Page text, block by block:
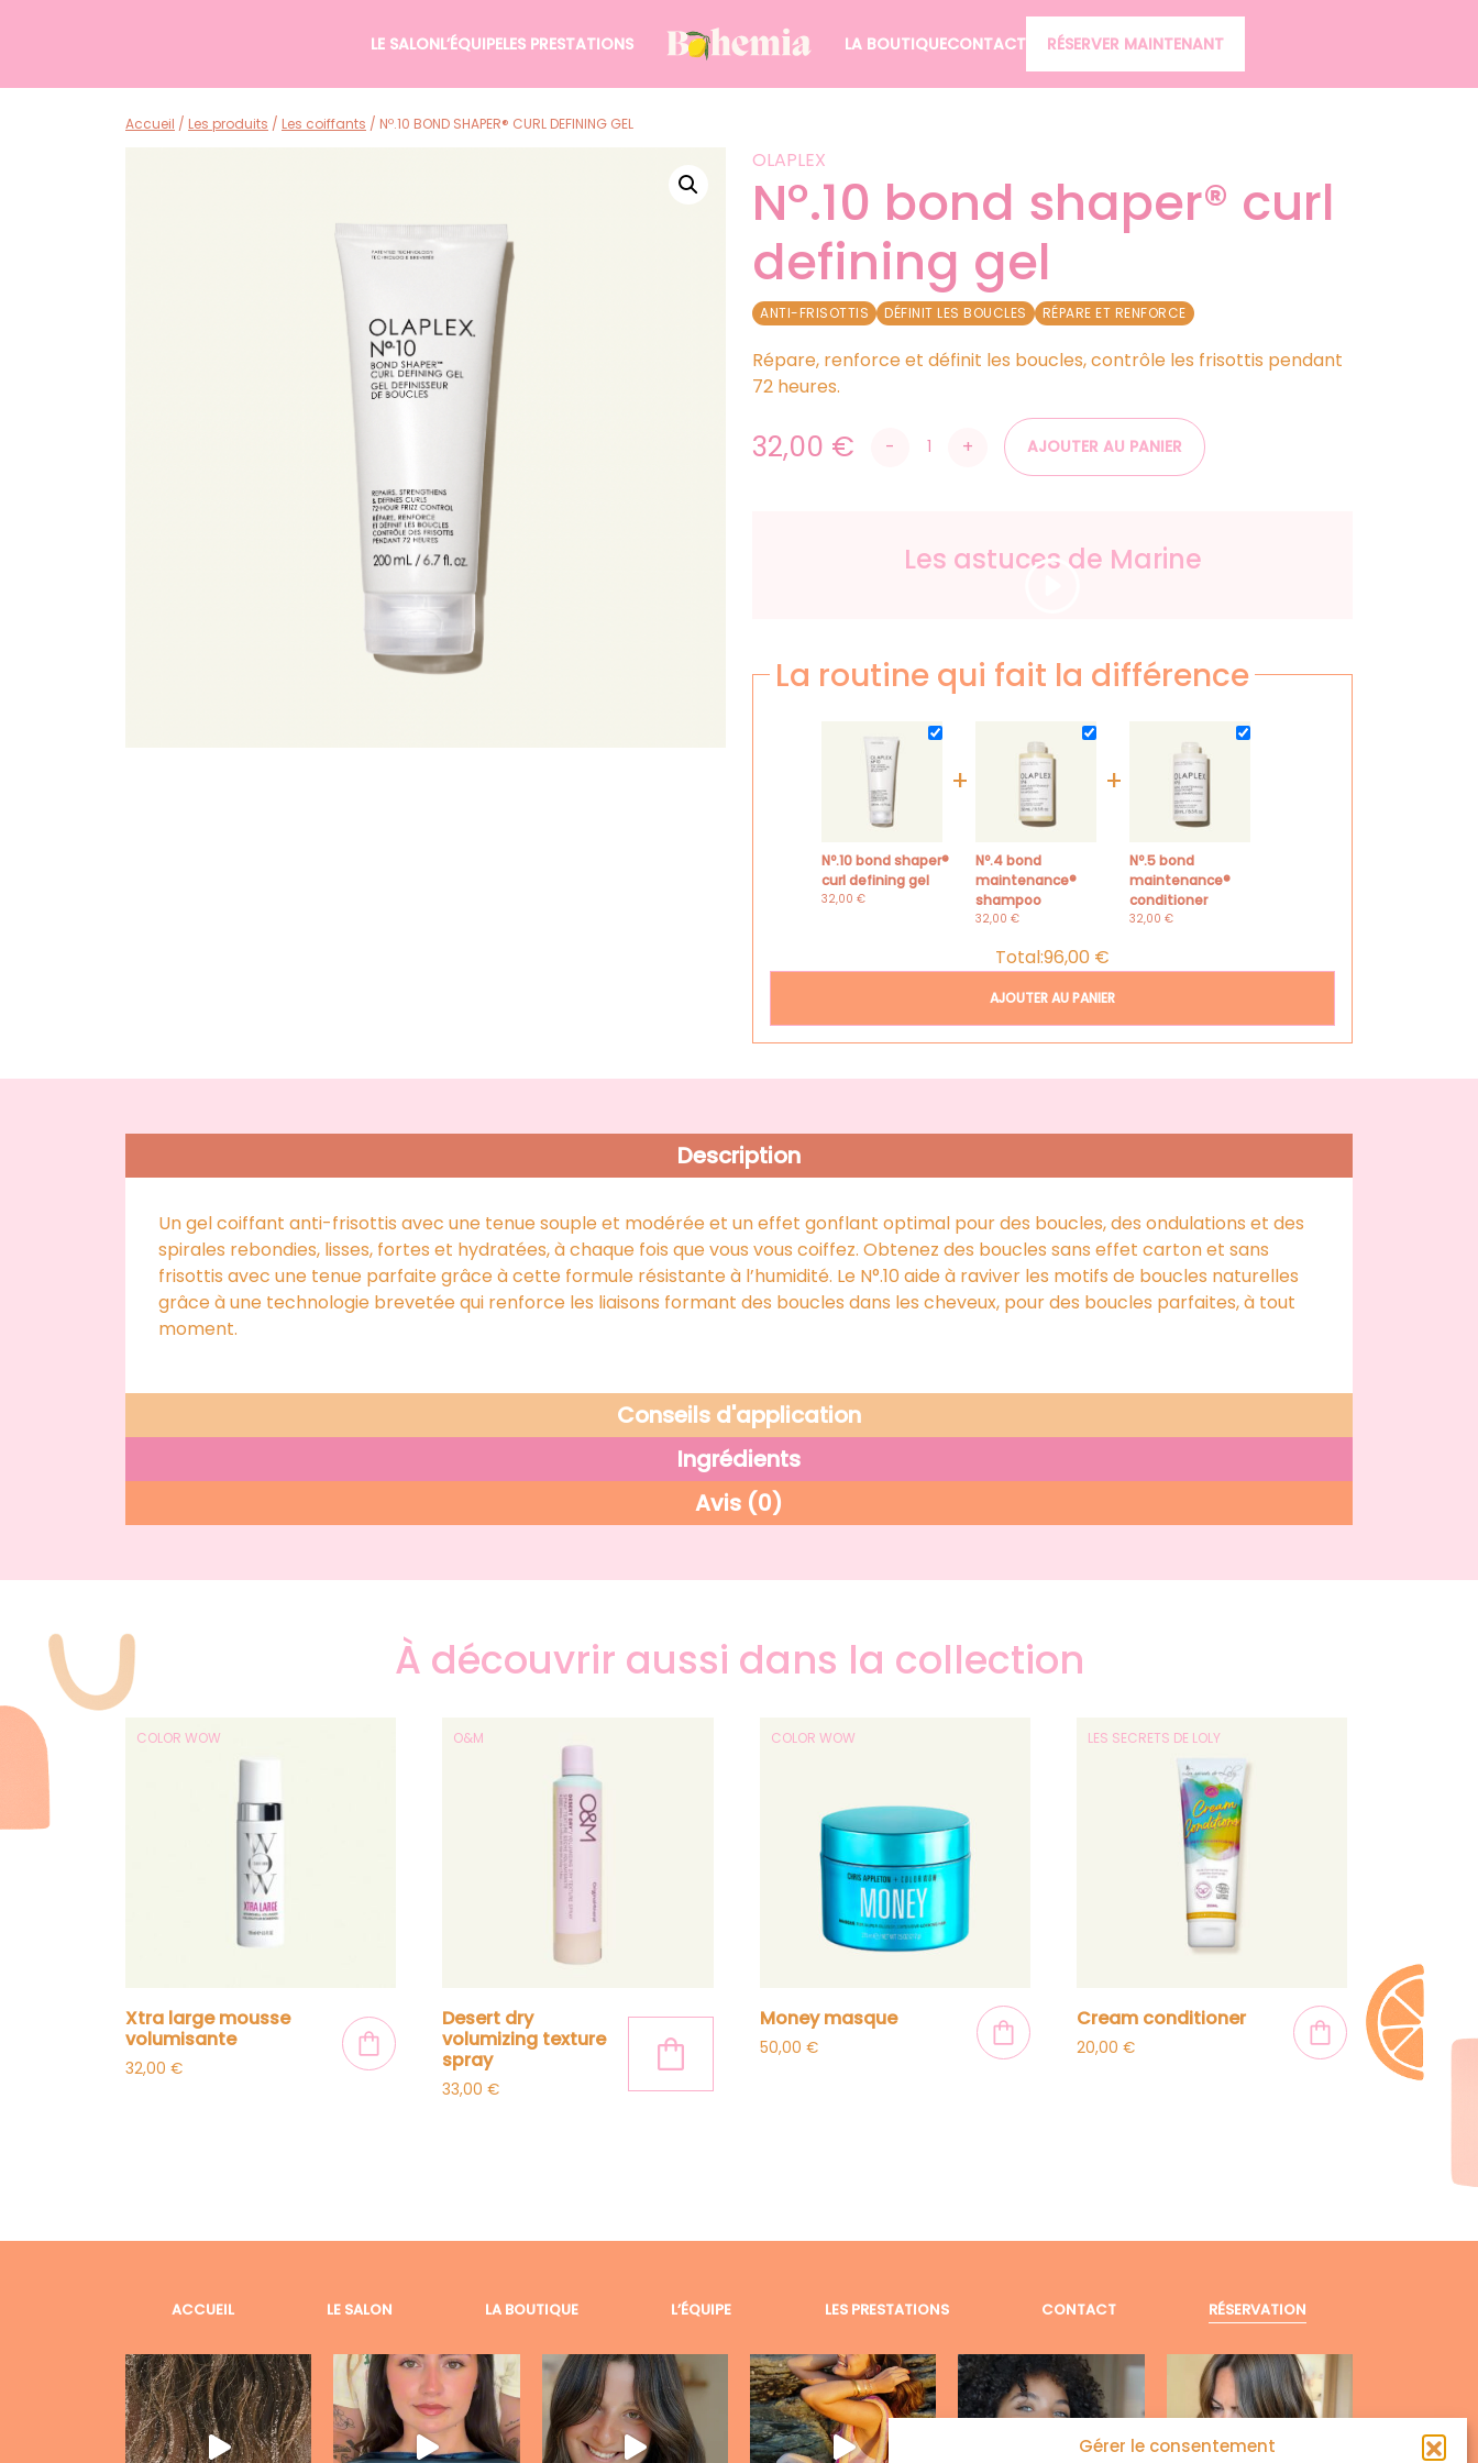
Gérer le consentement
LE SALONL’ÉQUIPELES PRESTATIONS LA BOUTIQUECONTACT RÉSERVER MAINTENANT
Accueil / Les produits / Les coiffants / Nº.10 BOND SHAPER® CURL DEFINING GEL
OLAPLEX
nº.10 bond shaper® curl
defining gel
ANTI-FRISOTTIS DÉFINIT LES BOUCLES RÉPARE ET RENFORCE
Répare, renforce et définit les boucles, contrôle les frisottis pendant
72 heures.
32,00 € quantité de Nº.10 BOND SHAPER® CURL DEFINING GEL
- + AJOUTER AU PANIER
Les astuces de Marine
La routine qui fait la différence
+
nº.10 bond shaper®
curl defining gel
32,00 €
+
nº.4 bond
maintenance®
shampoo
32,00 €
nº.5 bond
maintenance®
conditioner
32,00 €
Total:96,00 €
AJOUTER AU PANIER
Description
Un gel coiffant anti-frisottis avec une tenue souple et modérée et un effet gonflant optimal pour des boucles, des ondulations et des
spirales rebondies, lisses, fortes et hydratées, à chaque fois que vous vous coiffez. Obtenez des boucles sans effet carton et sans
frisottis avec une tenue parfaite grâce à cette formule résistante à l’humidité. Le N°.10 aide à raviver les motifs de boucles naturelles
grâce à une technologie brevetée qui renforce les liaisons formant des boucles dans les cheveux, pour des boucles parfaites, à tout
moment.
Conseils d'application
Ingrédients
Avis (0)
À découvrir aussi dans la collection
COLOR WOW
xtra large mousse
volumisante
32,00 €
O&M
desert dry
volumizing texture
spray
33,00€
COLOR WOW
money masque
50,00 €
LES SECRETS DE LOLY
cream conditioner
20,00€
ACCUEIL LE SALON LA BOUTIQUE L’ÉQUIPE LES PRESTATIONS CONTACT RÉSERVATION